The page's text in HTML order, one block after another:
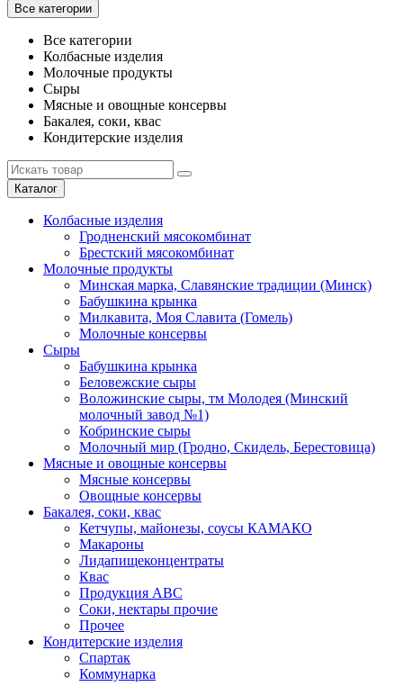
Все категории
Все категории
Колбасные изделия
Молочные продукты
Сыры
Мясные и овощные консервы
Бакалея, соки, квас
Кондитерские изделия
Каталог
Колбасные изделия
Гродненский мясокомбинат
Брестский мясокомбинат
Молочные продукты
Минская марка, Славянские традиции (Минск)
Бабушкина крынка
Милкавита, Моя Славита (Гомель)
Молочные консервы
Сыры
Бабушкина крынка
Беловежские сыры
Воложинские сыры, тм Молодея (Минский
молочный завод №1)
Кобринские сыры
Молочный мир (Гродно, Скидель, Берестовица)
Мясные и овощные консервы
Мясные консервы
Овощные консервы
Бакалея, соки, квас
Кетчупы, майонезы, соусы КАМАКО
Макароны
Лидапищеконцентраты
Квас
Продукция АВС
Соки, нектары прочие
Прочее
Кондитерские изделия
Спартак
Коммунарка